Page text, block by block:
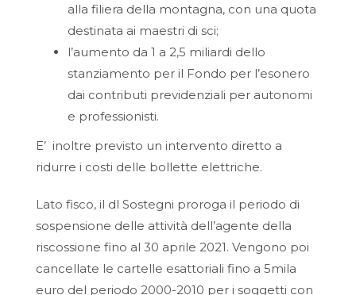
alla filiera della montagna, con una quota
destinata ai maestri di sci;
l’aumento da 1 a 2,5 miliardi dello
stanziamento per il Fondo per l’esonero
dai contributi previdenziali per autonomi
e professionisti.
E’ inoltre previsto un intervento diretto a
ridurre i costi delle bollette elettriche.
Lato fisco, il dl Sostegni proroga il periodo di
sospensione delle attività dell’agente della
riscossione fino al 30 aprile 2021. Vengono poi
cancellate le cartelle esattoriali fino a 5mila
euro del periodo 2000-2010 per i soggetti con